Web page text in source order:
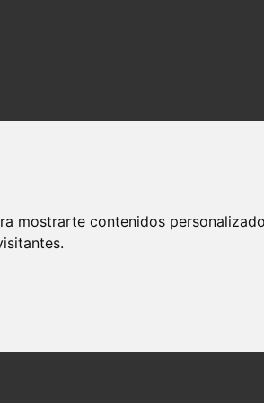
mostrarte contenidos